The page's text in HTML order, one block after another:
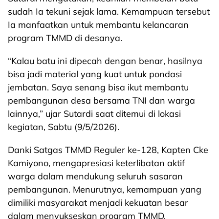
sudah Ia tekuni sejak lama. Kemampuan tersebut
Ia manfaatkan untuk membantu kelancaran
program TMMD di desanya.
“Kalau batu ini dipecah dengan benar, hasilnya
bisa jadi material yang kuat untuk pondasi
jembatan. Saya senang bisa ikut membantu
pembangunan desa bersama TNI dan warga
lainnya,” ujar Sutardi saat ditemui di lokasi
kegiatan, Sabtu (9/5/2026).
Danki Satgas TMMD Reguler ke-128, Kapten Cke
Kamiyono, mengapresiasi keterlibatan aktif
warga dalam mendukung seluruh sasaran
pembangunan. Menurutnya, kemampuan yang
dimiliki masyarakat menjadi kekuatan besar
dalam menyukseskan program TMMD.